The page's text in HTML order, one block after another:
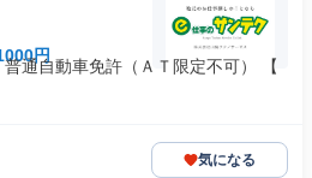
円
通自動車免許（ＡＴ限定不可） 【
気になる